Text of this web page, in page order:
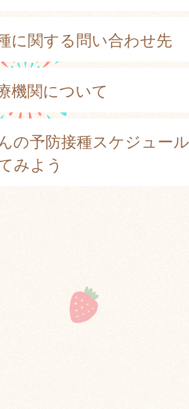
に関する問い合わせ先
機関について
の予防接種スケジュー
みよう